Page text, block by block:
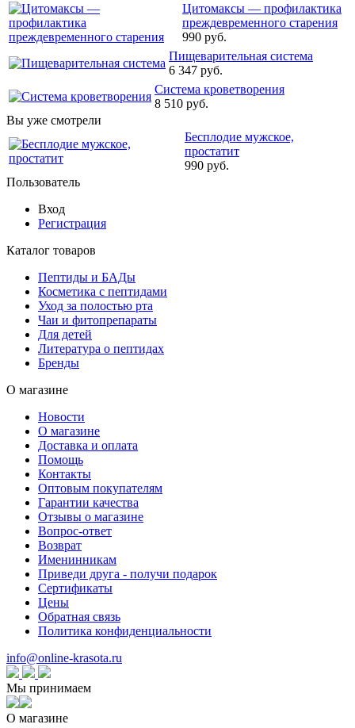
Цитомаксы — профилактика
преждевременного старения
990 руб.
Пищеварительная система
6 347 руб.
Система кроветворения
8 510 руб.
Вы уже смотрели
Бесплодие мужское,
простатит
990 руб.
Пользователь
Вход
Регистрация
Каталог товаров
Пептиды и БАДы
Косметика с пептидами
Уход за полостью рта
Чаи и фитопрепараты
Для детей
Литература о пептидах
Бренды
О магазине
Новости
О магазине
Доставка и оплата
Помощь
Контакты
Оптовым покупателям
Гарантии качества
Отзывы о магазине
Вопрос-ответ
Возврат
Именинникам
Приведи друга - получи подарок
Сертификаты
Цены
Обратная связь
Политика конфиденциальности
info@online-krasota.ru
Мы принимаем
О магазине